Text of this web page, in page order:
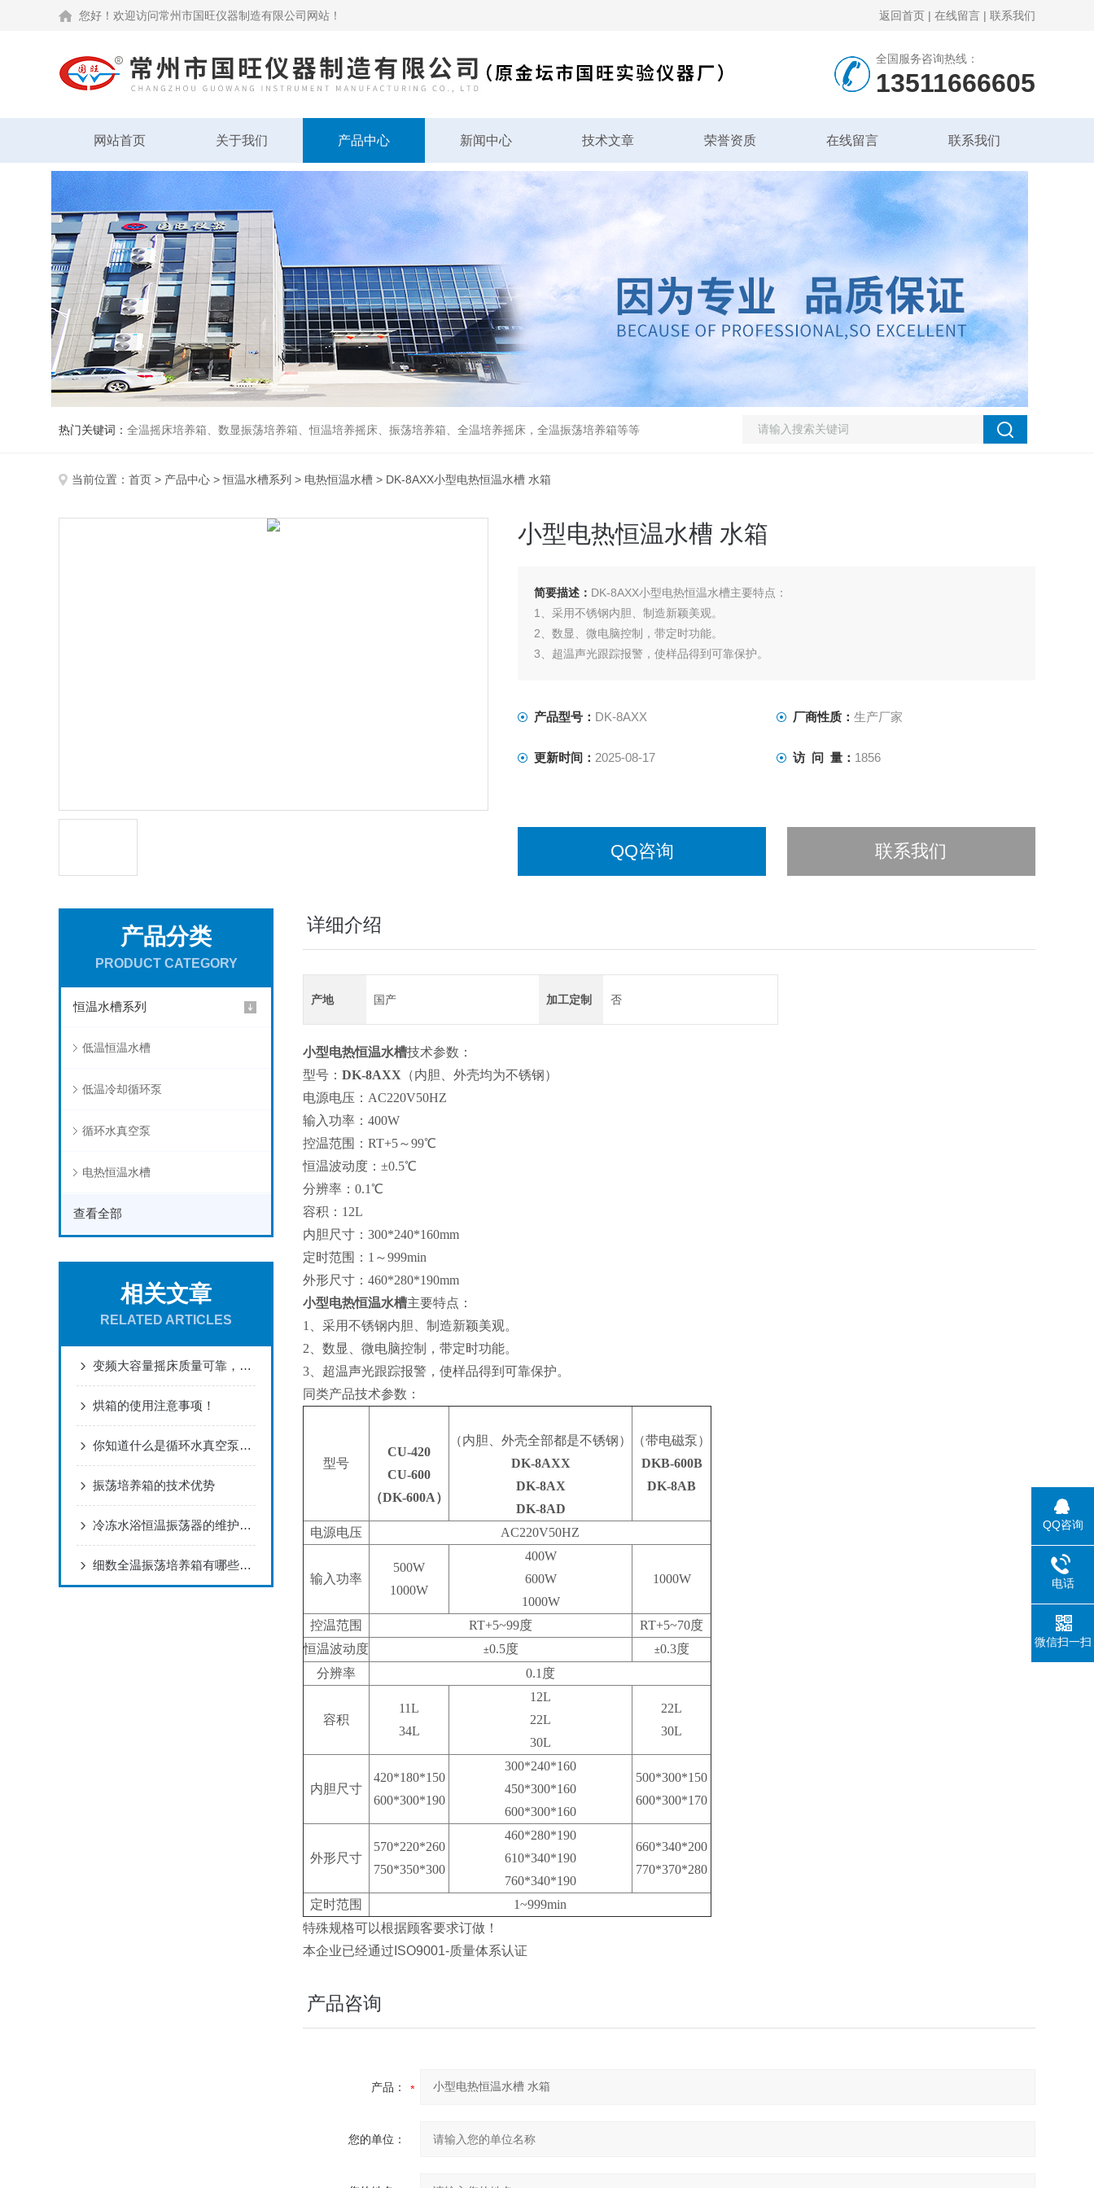
您好！欢迎访问常州市国旺仪器制造有限公司网站！ 返回首页 | 在线留言 | 联系我们
全国服务咨询热线：
13511666605
网站首页 关于我们 产品中心 新闻中心 技术文章 荣誉资质 在线留言 联系我们
热门关键词： 全温摇床培养箱、数显振荡培养箱、恒温培养摇床、振荡培养箱、全温培养摇床，全温振荡培养箱等等
当前位置： 首页 > 产品中心 >恒温水槽系列 > 电热恒温水槽 > DK-8AXX小型电热恒温水槽 水箱
小型电热恒温水槽 水箱
简要描述： DK-8AXX小型电热恒温水槽主要特点：
1、采用不锈钢内胆、制造新颖美观。
2、数显、微电脑控制，带定时功能。
3、超温声光跟踪报警，使样品得到可靠保护。
产品型号： DK-8AXX 厂商性质： 生产厂家
更新时间： 2025-08-17 访 问 量： 1856
QQ咨询 联系我们
产品分类
PRODUCT CATEGORY
恒温水槽系列
低温恒温水槽
低温冷却循环泵
循环水真空泵
电热恒温水槽
查看全部
相关文章
RELATED ARTICLES
变频大容量摇床质量可靠，满足顾客的需要！
烘箱的使用注意事项！
你知道什么是循环水真空泵么？看看这些吧
振荡培养箱的技术优势
冷冻水浴恒温振荡器的维护保养
细数全温振荡培养箱有哪些特点
详细介绍
产地 国产 加工定制 否
小型电热恒温水槽技术参数：
型号： DK-8AXX （内胆、外壳均为不锈钢）
电源电压：AC220V50HZ
输入功率：400W
控温范围：RT+5～99℃
恒温波动度：±0.5℃
分辨率：0.1℃
容积：12L
内胆尺寸：300*240*160mm
定时范围：1～999min
外形尺寸：460*280*190mm
小型电热恒温水槽主要特点：
1、采用不锈钢内胆、制造新颖美观。
2、数显、微电脑控制，带定时功能。
3、超温声光跟踪报警，使样品得到可靠保护。
同类产品技术参数：
型号
CU-420
CU-600
（DK-600A）
（内胆、外壳全部都是不锈钢）
DK-8AXX
DK-8AX
DK-8AD
（带电磁泵）
DKB-600B
DK-8AB
电源电压 AC220V50HZ
输入功率
500W
1000W
400W
600W
1000W
1000W
控温范围 RT+5~99度 RT+5~70度
恒温波动度
±0.5度 ±0.3度
分辨率
0.1 度
容积
11L
34L
12L
22L
30L
22L
30L
内胆尺寸
420*180*150
600*300*190
300*240*160
450*300*160
600*300*160
500*300*150
600*300*170
外形尺寸
570*220*260
750*350*300
460*280*190
610*340*190
760*340*190
660*340*200
770*370*280
定时范围
1~999min
特殊规格可以根据顾客要求订做！
本企业已经通过ISO9001-质量体系认证
产品咨询
产品：
您的单位：
QQ咨询
电话
微信扫一扫